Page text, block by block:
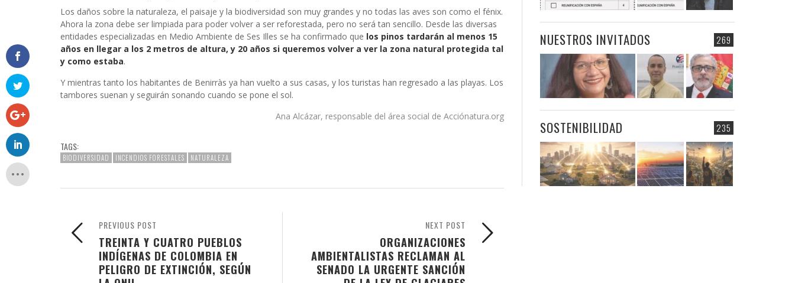
Los daños sobre la naturaleza, el paisaje y la biodiversidad son muy grandes y no todas las aves son como el fénix.
Ahora la zona debe ser limpiada para poder volver a ser reforestada, pero no será tan sencillo. Desde las diversas
entidades especializadas en Medio Ambiente de Ses Illes se ha confirmado que los pinos tardarán al menos 15
años en llegar a los 2 metros de altura, y 20 años si queremos volver a ver la zona natural protegida tal
y como estaba.
Y mientras tanto los habitantes de Benirràs ya han vuelto a sus casas, y los turistas han regresado a las playas. Los
tambores suenan y seguirán sonando cuando se pone el sol.
Ana Alcázar, responsable del área social de Acciónatura.org
TAGS:
BIODIVERSIDAD INCENDIOS FORESTALES NATURALEZA
NEXT POST
ORGANIZACIONES
AMBIENTALISTAS RECLAMAN AL
SENADO LA URGENTE SANCIÓN
PREVIOUS POST
TREINTA Y CUATRO PUEBLOS
INDÍGENAS DE COLOMBIA EN
PELIGRO DE EXTINCIÓN, SEGÚN
269
NUESTROS INVITADOS
235
SOSTENIBILIDAD